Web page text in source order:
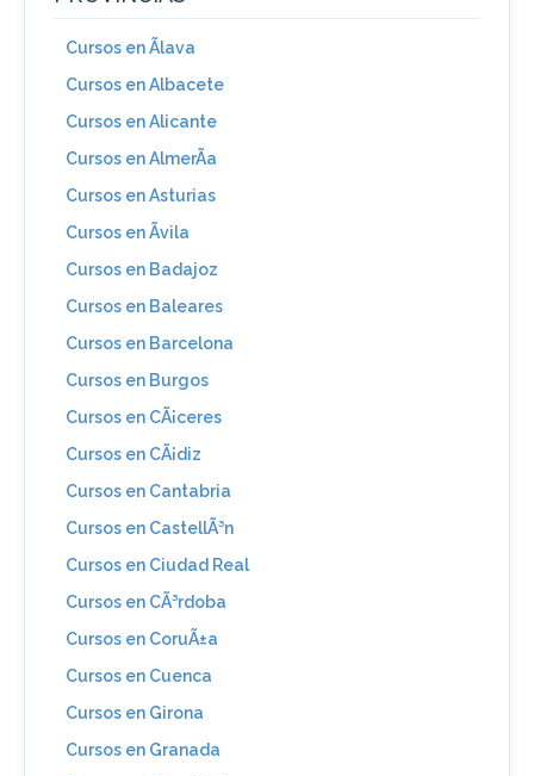
Cursos en Ãlava
Cursos en Albacete
Cursos en Alicante
Cursos en AlmerÃ­a
Cursos en Asturias
Cursos en Ãvila
Cursos en Badajoz
Cursos en Baleares
Cursos en Barcelona
Cursos en Burgos
Cursos en CÃ¡ceres
Cursos en CÃ¡diz
Cursos en Cantabria
Cursos en CastellÃ³n
Cursos en Ciudad Real
Cursos en CÃ³rdoba
Cursos en CoruÃ±a
Cursos en Cuenca
Cursos en Girona
Cursos en Granada